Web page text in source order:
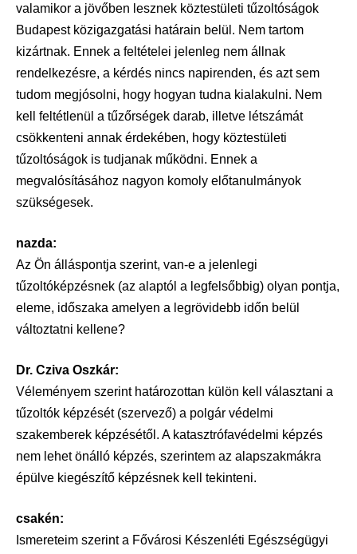
valamikor a jövőben lesznek köztestületi tűzoltóságok
Budapest közigazgatási határain belül. Nem tartom
kizártnak. Ennek a feltételei jelenleg nem állnak
rendelkezésre, a kérdés nincs napirenden, és azt sem
tudom megjósolni, hogy hogyan tudna kialakulni. Nem
kell feltétlenül a tűzőrségek darab, illetve létszámát
csökkenteni annak érdekében, hogy köztestületi
tűzoltóságok is tudjanak működni. Ennek a
megvalósításához nagyon komoly előtanulmányok
szükségesek.
nazda:
Az Ön álláspontja szerint, van-e a jelenlegi
tűzoltóképzésnek (az alaptól a legfelsőbbig) olyan pontja,
eleme, időszaka amelyen a legrövidebb időn belül
változtatni kellene?
Dr. Cziva Oszkár:
Véleményem szerint határozottan külön kell választani a
tűzoltók képzését (szervező) a polgár védelmi
szakemberek képzésétől. A katasztrófavédelmi képzés
nem lehet önálló képzés, szerintem az alapszakmákra
épülve kiegészítő képzésnek kell tekinteni.
csakén:
Ismereteim szerint a Fővárosi Készenléti Egészségügyi